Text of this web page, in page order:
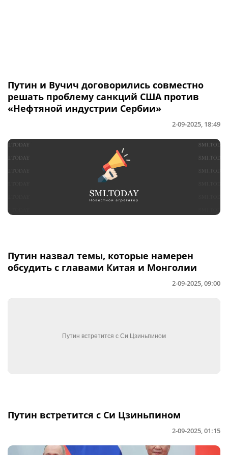
Путин и Вучич договорились совместно
решать проблему санкций США против
«Нефтяной индустрии Сербии»
2-09-2025, 18:49
Путин назвал темы, которые намерен
обсудить с главами Китая и Монголии
2-09-2025, 09:00
Путин встретится с Си Цзиньпином
2-09-2025, 01:15